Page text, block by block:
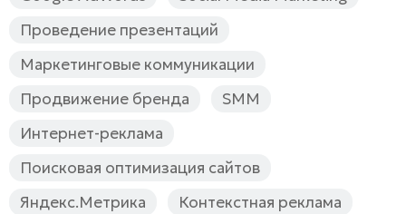
Проведение презентаций
Маркетинговые коммуникации
Продвижение бренда
SMM
Интернет-реклама
Поисковая оптимизация сайтов
Яндекс.Метрика
Контекстная реклама